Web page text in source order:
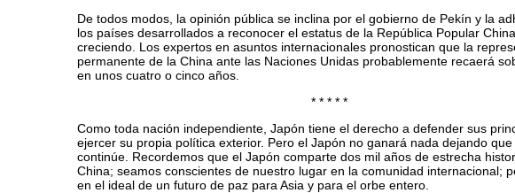
De todos modos, la opinión pública se inclina por el gobierno de Pekín y la
los países desarrollados a reconocer el estatus de la República Popular
creciendo. Los expertos en asuntos internacionales pronostican que la
permanente de la China ante las Naciones Unidas probablemente recaerá
en unos cuatro o cinco años.
* * * * *
Como toda nación independiente, Japón tiene el derecho a defender sus
ejercer su propia política exterior. Pero el Japón no ganará nada dejando que
continúe. Recordemos que el Japón comparte dos mil años de estrecha
China; seamos conscientes de nuestro lugar en la comunidad internacional;
en el ideal de un futuro de paz para Asia y para el orbe entero.